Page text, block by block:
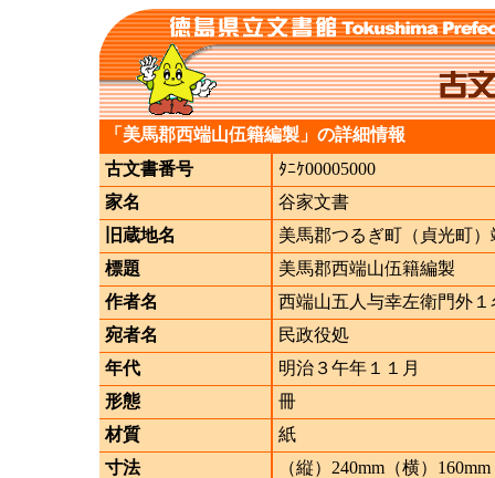
「美馬郡西端山伍籍編製」の詳細情報
古文書番号
ﾀﾆｹ00005000
家名
谷家文書
旧蔵地名
美馬郡つるぎ町（貞光町）
標題
美馬郡西端山伍籍編製
作者名
西端山五人与幸左衛門外１
宛者名
民政役処
年代
明治３午年１１月
形態
冊
材質
紙
寸法
（縦）240mm（横）160mm